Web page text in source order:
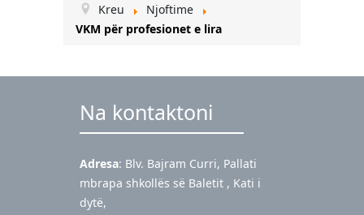
Kreu
Njoftime
VKM për profesionet e lira
Na kontaktoni
Adresa: Blv. Bajram Curri, Pallati
mbrapa shkollës së Baletit , Kati i
dytë,